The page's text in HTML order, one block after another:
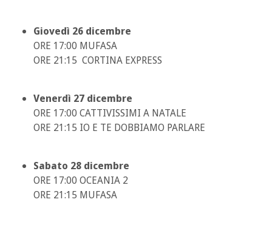
Giovedì 26 dicembre
ORE 17:00 MUFASA
ORE 21:15 CORTINA EXPRESS
Venerdì 27 dicembre
ORE 17:00 CATTIVISSIMI A NATALE
ORE 21:15 IO E TE DOBBIAMO PARLARE
Sabato 28 dicembre
ORE 17:00 OCEANIA 2
ORE 21:15 MUFASA